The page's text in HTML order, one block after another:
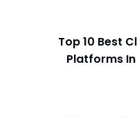
Top 10 Best
Platforms